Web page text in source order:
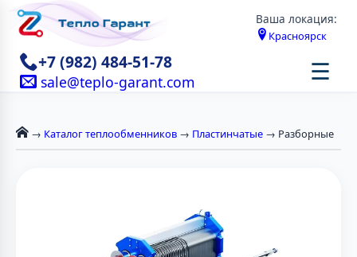
Ваша локация:
Красноярск
+7 (982) 484-51-78
sale@teplo-garant.com ☰
→ Каталог теплообменников → Пластинчатые → Разборные